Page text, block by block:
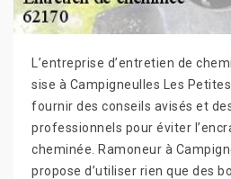
L’entreprise d’entretien de
sise à Campigneulles Les
fournir des conseils avisés et
professionnels pour éviter
cheminée. Ramoneur à
propose d’utiliser rien que des